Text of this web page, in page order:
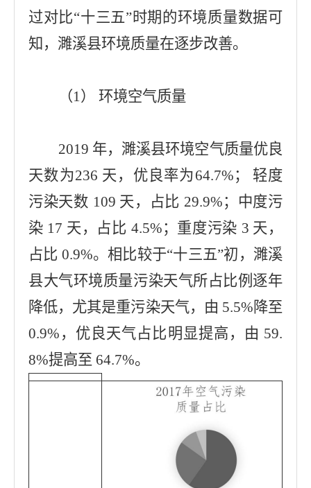
过对比“十三五”时期的环境质量数据可
知，濉溪县环境质量在逐步改善。
（1） 环境空气质量
2019 年，濉溪县环境空气质量优良
天数为236 天，优良率为64.7%； 轻度
污染天数 109 天，占比 29.9%；中度污
染 17 天，占比 4.5%；重度污染 3 天，
占比 0.9%。相比较于“十三五”初，濉溪
县大气环境质量污染天气所占比例逐年
降低，尤其是重污染天气，由 5.5%降至
0.9%，优良天气占比明显提高，由 59.
8%提高至 64.7%。